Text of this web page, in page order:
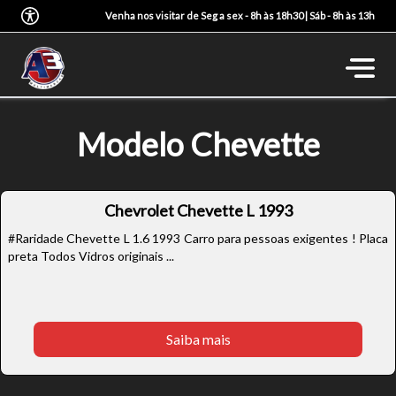
Venha nos visitar de Seg a sex - 8h às 18h30 | Sáb - 8h às 13h
Modelo Chevette
Chevrolet Chevette L 1993
#Raridade Chevette L 1.6 1993 Carro para pessoas exigentes ! Placa
preta Todos Vidros originais ...
Saiba mais